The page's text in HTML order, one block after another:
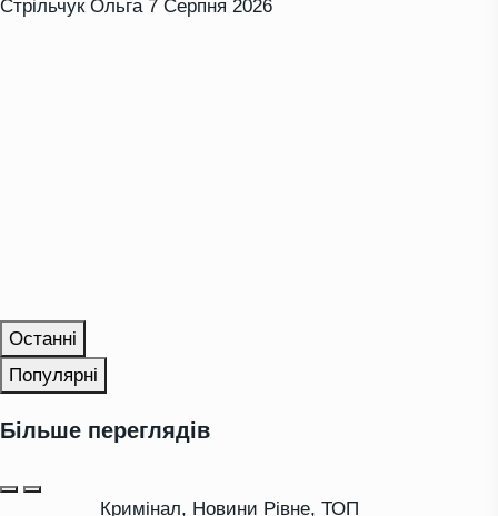
Стрільчук Ольга 7 Серпня 2026
Останні
Популярні
Більше переглядів
Кримінал, Новини Рівне, ТОП